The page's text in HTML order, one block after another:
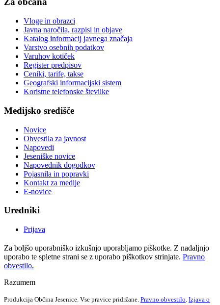
Vloge in obrazci
Javna naročila, razpisi in objave
Katalog informacij javnega značaja
Varstvo osebnih podatkov
Varuhov kotiček
Register predpisov
Ceniki, tarife, takse
Geografski informacijski sistem
Koristne telefonske številke
Medijsko središče
Novice
Obvestila za javnost
Napovedi
Jeseniške novice
Napovednik dogodkov
Pojasnila in popravki
Kontakt za medije
E-novice
Uredniki
Prijava
Za boljšo uporabniško izkušnjo uporabljamo piškotke. Z nadaljnjo
uporabo te spletne strani se z uporabo piškotkov strinjate. Pravno
obvestilo.
Razumem
Produkcija Občina Jesenice. Vse pravice pridržane. Pravno obvestilo Izjava o